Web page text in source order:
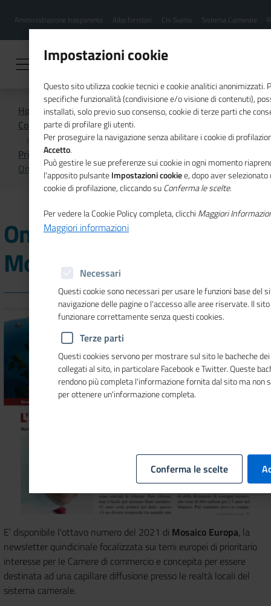
contenuto
Menu
hamburgher
Amministrazione trasparente Albo fornitori Chi Siamo Sistema Camerale
Home
Comunicazione istituzionale per il sistema camerale
Primo Piano
Online il nuovo numero di Mosaico Europa
Online il nuovo numero di
Mosaico Europa
E’ disponibile l'ottavo numero del 2021 di Mosaico Europa, la
newsletter quindicinale focalizzata sui temi europei di prioritario
interesse per le Camere di commercio e concepita per essere
destinata ad una capillare diffusione presso le realtà locali del
sistema camerale.
Impostazioni cookie
Questo sito utilizza cookie tecnici e cookie analitici anonimizzati.
specifiche funzionalità (condivisione e/o visione di contenuti),
installati, solo previo suo consenso, cookie di terze parti che
parte di profilare gli utenti.
Per proseguire la navigazione senza abilitare i cookie di
Accetto.
Può gestire le sue preferenze sui cookie in ogni momento
l'apposito pulsanteImpostazioni cookiee, dopo aver
cookie di profilazione, cliccando suConferma le scelte.
Per vedere la Cookie Policy completa, clicchi Maggiori
Maggiori informazioni
Necessari
Questi cookie sono necessari per usare le funzioni base del
navigazione delle pagine o l'accesso alle aree riservate. Il
funzionare correttamente senza questi cookies.
Terze parti
Questi cookies servono per mostrare sul sito le bacheche
collegati al sito, in particolare Facebook e Twitter. Queste
rendono più completa l'informazione fornita dal sito ma non
per ottenere un'informazione completa.
Conferma le scelte